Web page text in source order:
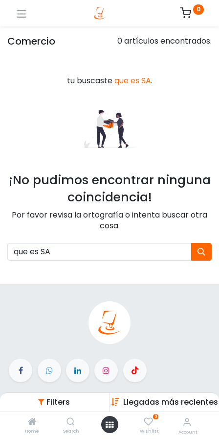
Filters Llegadas más recientes
Home Search
0
Wishlist Account
0
Comercio 0 artículos encontrados.
tu buscasteque es SA.
¡No pudimos encontrar ninguna
coincidencia!
Por favor revisa la ortografía o intenta buscar otra
cosa.
Enlaces de Interés
Productos